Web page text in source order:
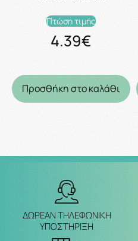
Πτώση τιμής
4.39€
Προσθήκη στο καλάθι
ΔΩΡΕΑΝ ΤΗΛΕΦΩΝΙΚΗ
ΥΠΟΣΤΗΡΙΞΗ